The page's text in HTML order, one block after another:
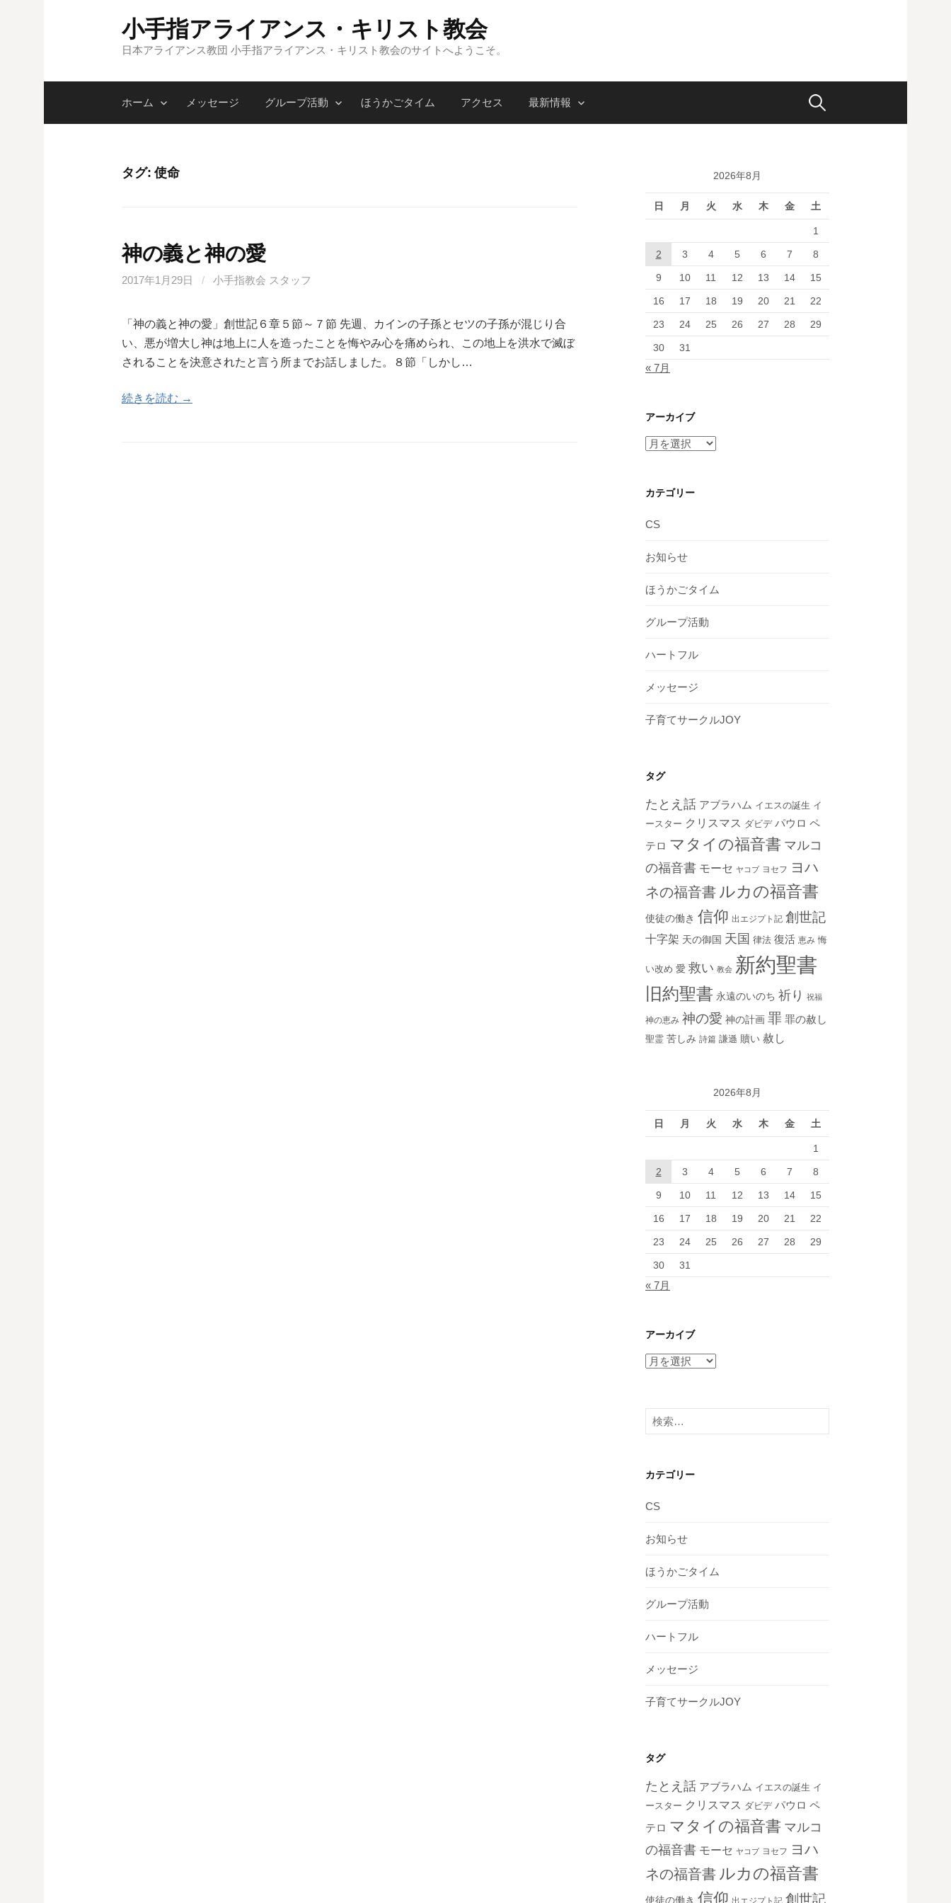
ツ
ス
小手指アライアンス・キリスト教会
日本アライアンス教団 小手指アライアンス・キリスト教会のサイトへようこそ。
ホーム メッセージ グループ活動 ほうかごタイム アクセス 最新情報 検
タグ:使命
神の義と神の愛
2017年1月29日 / 小手指教会 スタッフ
「神の義と神の愛」創世記６章５節～７節 先週、カインの子孫とセツの子孫が混じり合
い、悪が増大し神は地上に人を造ったことを悔やみ心を痛められ、この地上を洪水で滅ぼ
されることを決意されたと言う所までお話しました。８節「しかし…
続きを読む →
2026年8月
日 月 火 水 木 金 土
1
2 3 4 5 6 7 8
9 10 11 12 13 14 15
16 17 18 19 20 21 22
23 24 25 26 27 28 29
30 31
« 7月
アーカイブ
ア
イ
カテゴリー
CS
お知らせ
ほうかごタイム
グループ活動
ハートフル
メッセージ
子育てサークルJOY
タグ
たとえ話 アブラハム イエスの誕生 イ
ースター クリスマス ダビデ パウロ ペ
テロ マタイの福音書 マルコ
の福音書 モーセ ヤコブ ヨセフ ヨハ
ネの福音書 ルカの福音書
使徒の働き 信仰 出エジプト記 創世記
十字架 天の御国 天国 律法 復活 恵み 悔
い改め 愛 救い 教会 新約聖書
旧約聖書 永遠のいのち 祈り 祝福
神の恵み 神の愛 神の計画 罪 罪の赦し
聖霊 苦しみ 詩篇 謙遜 贖い 赦し
2026年8月
日 月 火 水 木 金 土
1
2 3 4 5 6 7 8
9 10 11 12 13 14 15
16 17 18 19 20 21 22
23 24 25 26 27 28 29
30 31
« 7月
アーカイブ
ア
イ
ブ
検
索:
カテゴリー
CS
お知らせ
ほうかごタイム
グループ活動
ハートフル
メッセージ
子育てサークルJOY
タグ
たとえ話 アブラハム イエスの誕生 イ
ースター クリスマス ダビデ パウロ ペ
テロ マタイの福音書 マルコ
の福音書 モーセ ヤコブ ヨセフ ヨハ
ネの福音書 ルカの福音書
使徒の働き 信仰 出エジプト記 創世記